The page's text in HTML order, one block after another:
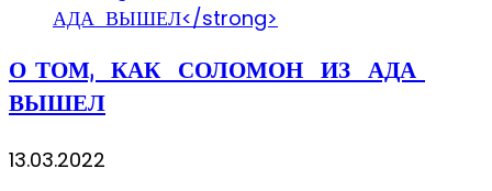
О ТОМ, КАК СОЛОМОН ИЗ АДА
ВЫШЕЛ
13.03.2022